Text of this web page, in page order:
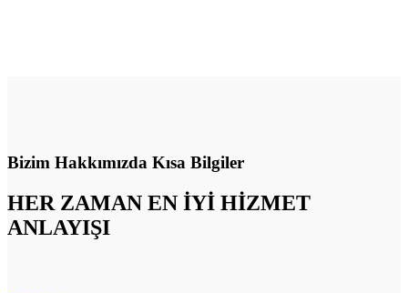
Bizim Hakkımızda Kısa Bilgiler
HER ZAMAN EN İYİ HİZMET
ANLAYIŞI